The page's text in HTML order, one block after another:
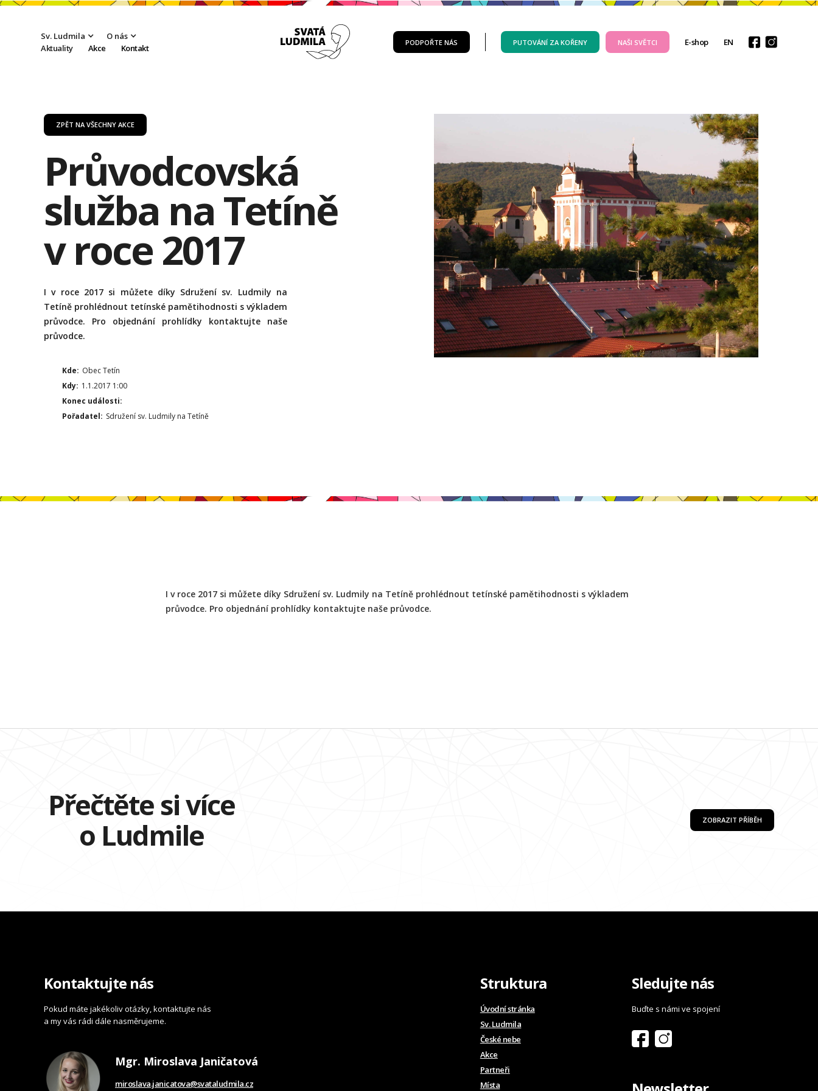
Sv. Ludmila
O nás
Aktuality
Akce Kontakt
PODPOŘTE NÁS PUTOVÁNÍ ZA KOŘENY NAŠI SVĚTCI E-shop EN
ZPĚT NA VŠECHNY AKCE
Průvodcovská
služba na Tetíně
v roce 2017
I v roce 2017 si můžete díky Sdružení sv. Ludmily na
Tetíně prohlédnout tetínské pamětihodnosti s výkladem
průvodce. Pro objednání prohlídky kontaktujte naše
průvodce.
Kde: Obec Tetín
Kdy: 1.1.2017 1:00
Konec události:
Pořadatel: Sdružení sv. Ludmily na Tetíně
I v roce 2017 si můžete díky Sdružení sv. Ludmily na Tetíně prohlédnout tetínské pamětihodnosti s výkladem
průvodce. Pro objednání prohlídky kontaktujte naše průvodce.
Přečtěte si více
o Ludmile
ZOBRAZIT PŘÍBĚH
Kontaktujte nás
Pokud máte jakékoliv otázky, kontaktujte nás
a my vás rádi dále nasměrujeme.
Mgr. Miroslava Janičatová
miroslava.janicatova@svataludmila.cz
Struktura
Úvodní stránka
Sv. Ludmila
České nebe
Akce
Partneři
Místa
Sledujte nás
Buďte s námi ve spojení